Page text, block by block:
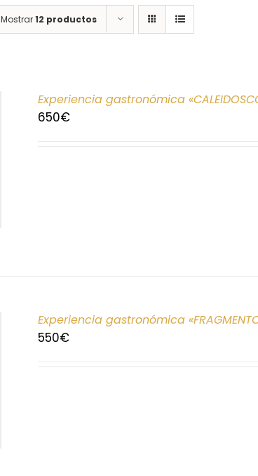
Mostrar12 productos
Experiencia gastronómica
650€
Experiencia gastronómica
550€